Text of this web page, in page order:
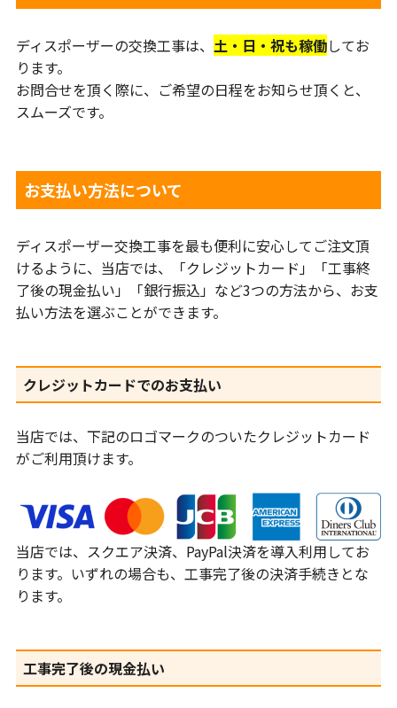
ディスポーザーの交換工事は、 土・日・祝も稼働してお
ります。
お問合せを頂く際に、ご希望の日程をお知らせ頂くと、
スムーズです。
お支払い方法について
ディスポーザー交換工事を最も便利に安心してご注文頂
けるように、当店では、「クレジットカード」「工事終
了後の現金払い」「銀行振込」など3つの方法から、お支
払い方法を選ぶことができます。
クレジットカードでのお支払い
当店では、下記のロゴマークのついたクレジットカード
がご利用頂けます。
当店では、スクエア決済、PayPal決済を導入利用してお
ります。いずれの場合も、工事完了後の決済手続きとな
ります。
工事完了後の現金払い